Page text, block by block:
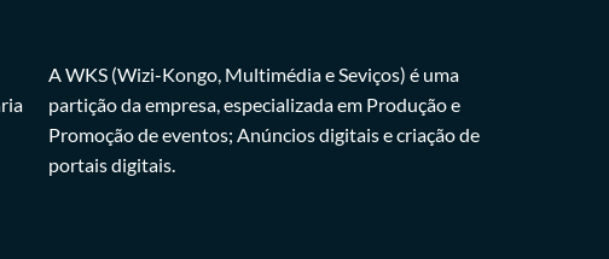
A WKS (Wizi-Kongo, Multimédia e Seviços) é uma
partição da empresa, especializada em Produção e
Promoção de eventos; Anúncios digitais e criação de
portais digitais.